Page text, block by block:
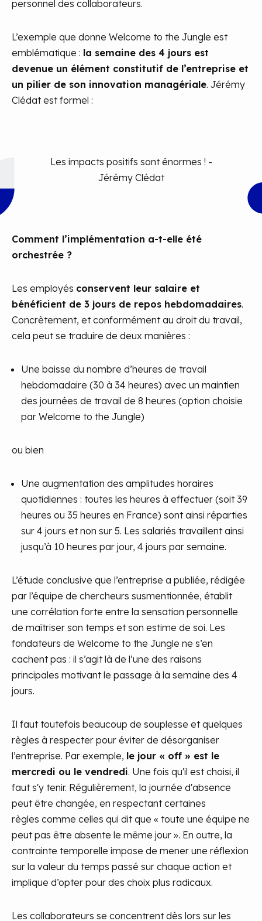
personnel des collaborateurs.
L’exemple que donne Welcome to the Jungle est
emblématique : la semaine des 4 jours est
devenue un élément constitutif de l’entreprise et
un pilier de son innovation managériale. Jérémy
Clédat est formel :
Les impacts positifs sont énormes ! -
Jérémy Clédat
Comment l’implémentation a-t-elle été
orchestrée ?
Les employés conservent leur salaire et
bénéficient de 3 jours de repos hebdomadaires.
Concrètement, et conformément au droit du travail,
cela peut se traduire de deux manières :
Une baisse du nombre d’heures de travail
hebdomadaire (30 à 34 heures) avec un maintien
des journées de travail de 8 heures (option choisie
par Welcome to the Jungle)
ou bien
Une augmentation des amplitudes horaires
quotidiennes : toutes les heures à effectuer (soit 39
heures ou 35 heures en France) sont ainsi réparties
sur 4 jours et non sur 5. Les salariés travaillent ainsi
jusqu’à 10 heures par jour, 4 jours par semaine.
L’étude conclusive que l’entreprise a publiée, rédigée
par l’équipe de chercheurs susmentionnée, établit
une corrélation forte entre la sensation personnelle
de maîtriser son temps et son estime de soi. Les
fondateurs de Welcome to the Jungle ne s’en
cachent pas : il s’agit là de l’une des raisons
principales motivant le passage à la semaine des 4
jours.
Il faut toutefois beaucoup de souplesse et quelques
règles à respecter pour éviter de désorganiser
l’entreprise. Par exemple, le jour « off » est le
mercredi ou le vendredi. Une fois qu'il est choisi, il
faut s'y tenir. Régulièrement, la journée d'absence
peut être changée, en respectant certaines
règles comme celles qui dit que « toute une équipe ne
peut pas être absente le même jour ». En outre, la
contrainte temporelle impose de mener une réflexion
sur la valeur du temps passé sur chaque action et
implique d’opter pour des choix plus radicaux.
Les collaborateurs se concentrent dès lors sur les